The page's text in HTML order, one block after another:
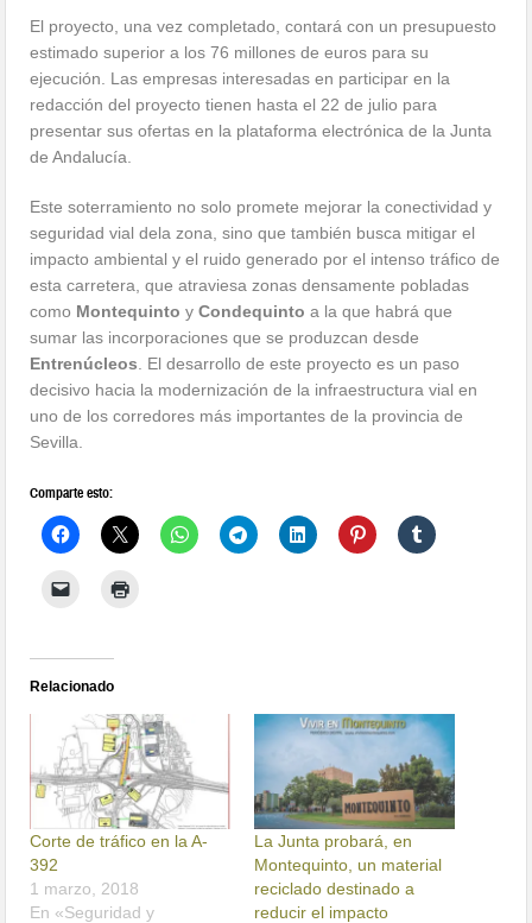
El proyecto, una vez completado, contará con un presupuesto
estimado superior a los 76 millones de euros para su
ejecución. Las empresas interesadas en participar en la
redacción del proyecto tienen hasta el 22 de julio para
presentar sus ofertas en la plataforma electrónica de la Junta
de Andalucía.
Este soterramiento no solo promete mejorar la conectividad y
seguridad vial dela zona, sino que también busca mitigar el
impacto ambiental y el ruido generado por el intenso tráfico de
esta carretera, que atraviesa zonas densamente pobladas
como Montequinto yCondequinto a la que habrá que
sumar las incorporaciones que se produzcan desde
Entrenúcleos. El desarrollo de este proyecto es un paso
decisivo hacia la modernización de la infraestructura vial en
uno de los corredores más importantes de la provincia de
Sevilla.
Comparte esto:
Relacionado
Corte de tráfico en la A-
392
1 marzo, 2018
En «Seguridad y
La Junta probará, en
Montequinto, un material
reciclado destinado a
reducir el impacto